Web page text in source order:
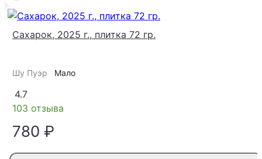
Сахарок, 2025 г., плитка 72 гр.
Шу Пуэр Мало
4.7
103 отзыва
780 ₽